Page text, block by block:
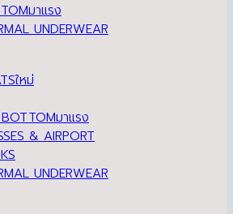
UNDERWEAR
BOTTOM
& AIRPORT
UNDERWEAR